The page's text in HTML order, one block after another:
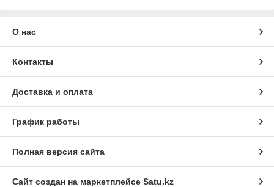
О нас
Контакты
Доставка и оплата
График работы
Полная версия сайта
Сайт создан на маркетплейсе Satu.kz